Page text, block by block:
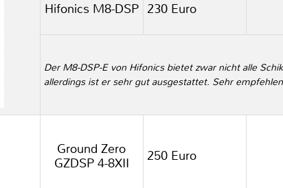
Hifonics M8-DSP 230 Euro
Der M8-DSP-E von Hifonics bietet zwar nicht alle
allerdings ist er sehr gut ausgestattet. Sehr
Ground Zero
GZDSP 4-8XII
250 Euro